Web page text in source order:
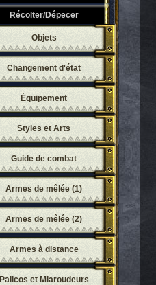
Récolter/Dépecer
Objets
Changement d'état
Équipement
Styles et Arts
Guide de combat
Armes de mêlée (1)
Armes de mêlée (2)
Armes à distance
Palicos et Miaroudeurs